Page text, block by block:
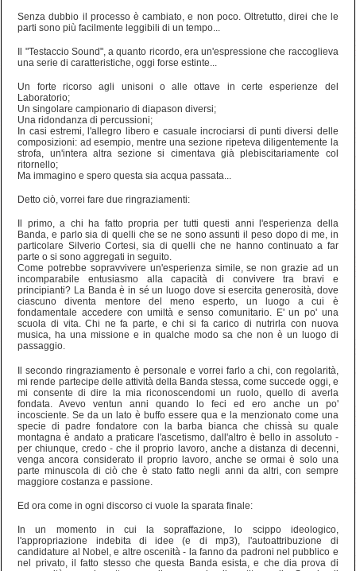
Senza dubbio il processo è cambiato, e non poco. Oltretutto, direi che le
parti sono più facilmente leggibili di un tempo...
Il "Testaccio Sound", a quanto ricordo, era un'espressione che raccoglieva
una serie di caratteristiche, oggi forse estinte...
Un forte ricorso agli unisoni o alle ottave in certe esperienze del
Laboratorio;
Un singolare campionario di diapason diversi;
Una ridondanza di percussioni;
In casi estremi, l'allegro libero e casuale incrociarsi di punti diversi delle
composizioni: ad esempio, mentre una sezione ripeteva diligentemente la
strofa, un'intera altra sezione si cimentava già plebiscitariamente col
ritornello;
Ma immagino e spero questa sia acqua passata...
Detto ciò, vorrei fare due ringraziamenti:
Il primo, a chi ha fatto propria per tutti questi anni l'esperienza della
Banda, e parlo sia di quelli che se ne sono assunti il peso dopo di me, in
particolare Silverio Cortesi, sia di quelli che ne hanno continuato a far
parte o si sono aggregati in seguito.
Come potrebbe sopravvivere un'esperienza simile, se non grazie ad un
incomparabile entusiasmo alla capacità di convivere tra bravi e
principianti? La Banda è in sé un luogo dove si esercita generosità, dove
ciascuno diventa mentore del meno esperto, un luogo a cui è
fondamentale accedere con umiltà e senso comunitario. E' un po' una
scuola di vita. Chi ne fa parte, e chi si fa carico di nutrirla con nuova
musica, ha una missione e in qualche modo sa che non è un luogo di
passaggio.
Il secondo ringraziamento è personale e vorrei farlo a chi, con regolarità,
mi rende partecipe delle attività della Banda stessa, come succede oggi, e
mi consente di dire la mia riconoscendomi un ruolo, quello di averla
fondata. Avevo ventun anni quando lo feci ed ero anche un po'
incosciente. Se da un lato è buffo essere qua e la menzionato come una
specie di padre fondatore con la barba bianca che chissà su quale
montagna è andato a praticare l'ascetismo, dall'altro è bello in assoluto -
per chiunque, credo - che il proprio lavoro, anche a distanza di decenni,
venga ancora considerato il proprio lavoro, anche se ormai è solo una
parte minuscola di ciò che è stato fatto negli anni da altri, con sempre
maggiore costanza e passione.
Ed ora come in ogni discorso ci vuole la sparata finale:
In un momento in cui la sopraffazione, lo scippo ideologico,
l'appropriazione indebita di idee (e di mp3), l'autoattribuzione di
candidature al Nobel, e altre oscenità - la fanno da padroni nel pubblico e
nel privato, il fatto stesso che questa Banda esista, e che dia prova di